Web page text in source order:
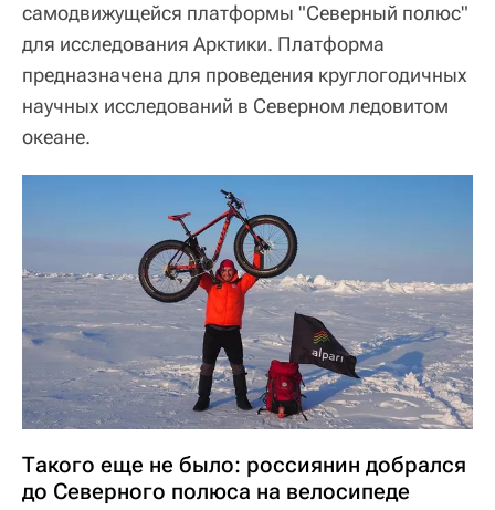
самодвижущейся платформы "Северный полюс"
для исследования Арктики. Платформа
предназначена для проведения круглогодичных
научных исследований в Северном ледовитом
океане.
Такого еще не было: россиянин добрался
до Северного полюса на велосипеде